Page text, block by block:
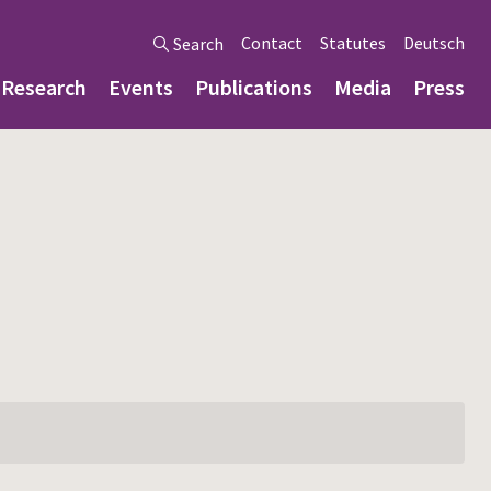
Search Contact Statutes Deutsch
Research Events Publications Media Press